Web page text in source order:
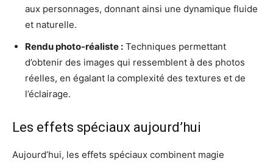
aux personnages, donnant ainsi une dynamique fluide
et naturelle.
Rendu photo-réaliste : Techniques permettant
d’obtenir des images qui ressemblent à des photos
réelles, en égalant la complexité des textures et de
l’éclairage.
Les effets spéciaux aujourd’hui
Aujourd’hui, les effets spéciaux combinent magie